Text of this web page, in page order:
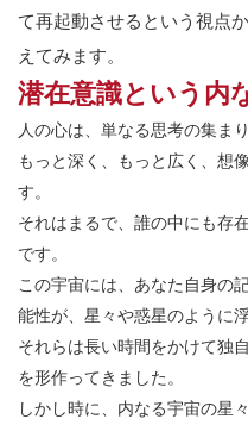
て再起動させるという視点
えてみます。
潜在意識という内
人の心は、単なる思考の集ま
もっと深く、もっと広く、想
す。
それはまるで、誰の中にも存
です。
この宇宙には、あなた自身の
能性が、星々や惑星のように
それらは長い時間をかけて独
を形作ってきました。
しかし時に、内なる宇宙の星